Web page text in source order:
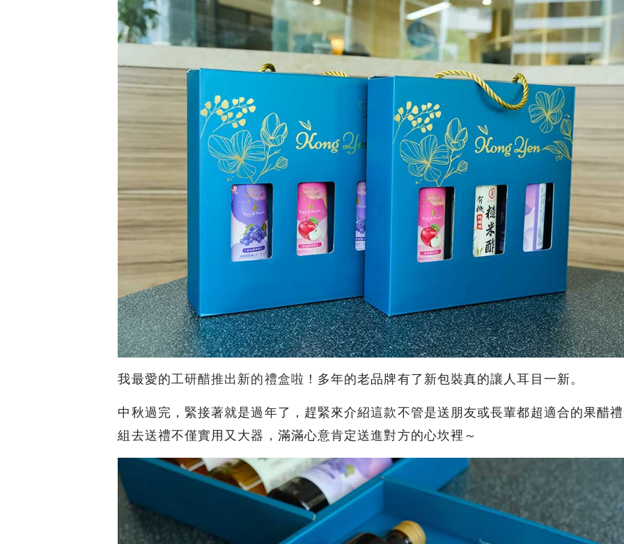
我最愛的工研醋推出新的禮盒啦 ！多年的老品牌有了新包裝真的讓人耳目一新。
中秋過完，緊接著就是過年了，趕緊來介紹這款不管是送朋友或長輩都超適合的果醋
組去送禮不僅實用又大器，滿滿心意肯定送進對方的心坎裡～